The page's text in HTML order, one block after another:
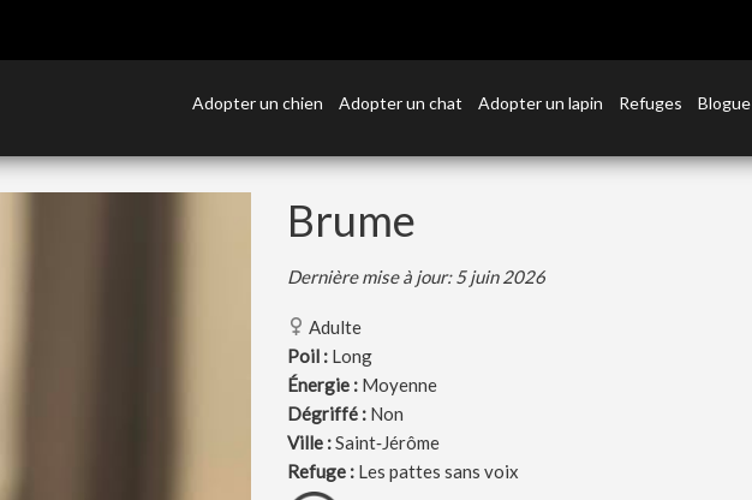
Adopter un chien Adopter un chat Adopter un lapin Refuges Blogue
Brume
Dernière mise à jour: 5 juin 2026
Adulte
Poil : Long
Énergie : Moyenne
Dégriffé : Non
Ville :Saint‑Jérôme
Refuge : Les pattes sans voix